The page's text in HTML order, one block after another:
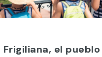
Frigiliana, el